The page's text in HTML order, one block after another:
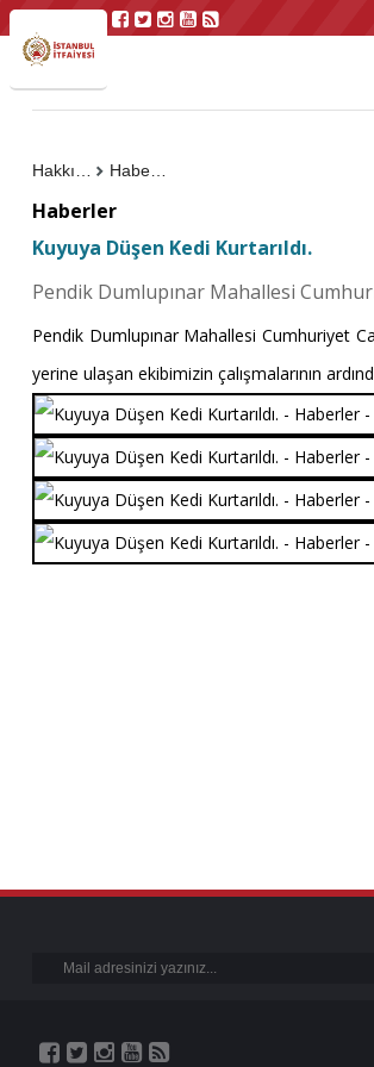
Haberler
Haberler
Kuyuya Düşen Kedi Kurtarıldı.
Pendik Dumlupınar Mahallesi
Pendik Dumlupınar Mahallesi Cumhuriyet
yerine ulaşan ekibimizin çalışmalarının